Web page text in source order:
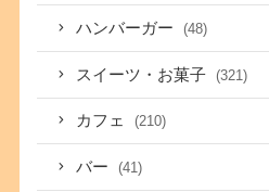
ハンバーガー (48)
スイーツ・お菓子 (321)
カフェ (210)
バー (41)